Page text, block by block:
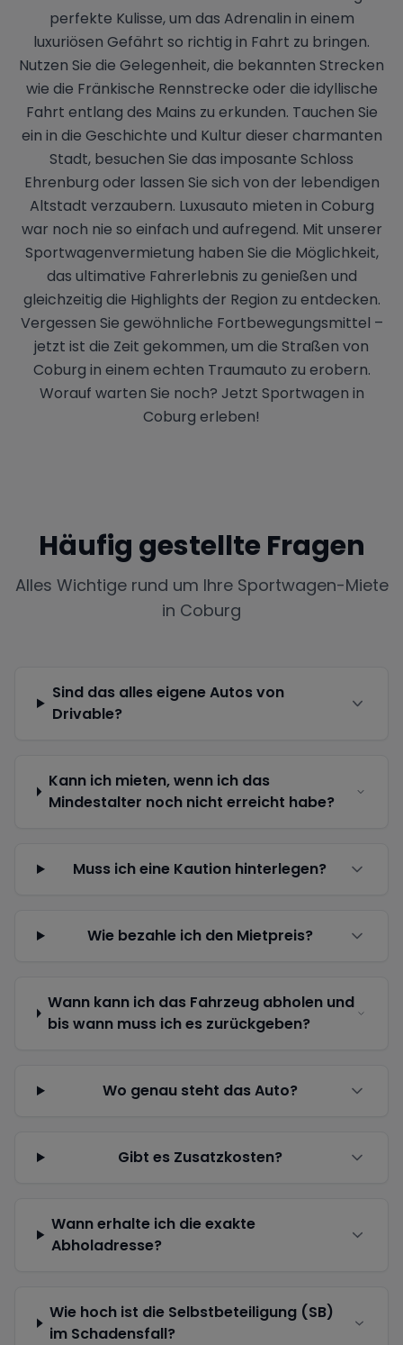
perfekte Kulisse, um das Adrenalin in einem
luxuriösen Gefährt so richtig in Fahrt zu bringen.
Nutzen Sie die Gelegenheit, die bekannten Strecken
wie die Fränkische Rennstrecke oder die idyllische
Fahrt entlang des Mains zu erkunden. Tauchen Sie
ein in die Geschichte und Kultur dieser charmanten
Stadt, besuchen Sie das imposante Schloss
Ehrenburg oder lassen Sie sich von der lebendigen
Altstadt verzaubern. Luxusauto mieten in Coburg
war noch nie so einfach und aufregend. Mit unserer
Sportwagenvermietung haben Sie die Möglichkeit,
das ultimative Fahrerlebnis zu genießen und
gleichzeitig die Highlights der Region zu entdecken.
Vergessen Sie gewöhnliche Fortbewegungsmittel –
jetzt ist die Zeit gekommen, um die Straßen von
Coburg in einem echten Traumauto zu erobern.
Worauf warten Sie noch? Jetzt Sportwagen in
Coburg erleben!
Häufig gestellte Fragen
Alles Wichtige rund um Ihre Sportwagen-Miete
in Coburg
Sind das alles eigene Autos von
Drivable?
Kann ich mieten, wenn ich das
Mindestalter noch nicht erreicht habe?
Muss ich eine Kaution hinterlegen?
Wie bezahle ich den Mietpreis?
Wann kann ich das Fahrzeug abholen und
bis wann muss ich es zurückgeben?
Wo genau steht das Auto?
Gibt es Zusatzkosten?
Wann erhalte ich die exakte
Abholadresse?
Wie hoch ist die Selbstbeteiligung (SB)
im Schadensfall?